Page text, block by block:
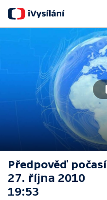
Předpověď počasí
27. října 2010
19:53